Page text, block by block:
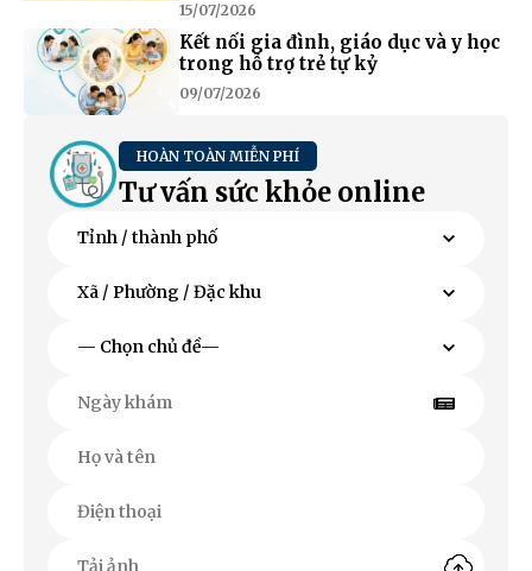
15/07/2026
Kết nối gia đình, giáo dục và y học
trong hỗ trợ trẻ tự kỷ
09/07/2026
HOÀN TOÀN MIỄN PHÍ
Tư vấn sức khỏe online